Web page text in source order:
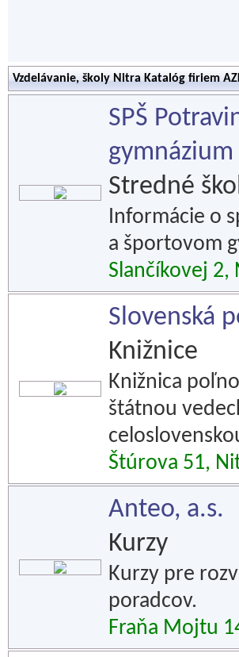
Vzdelávanie, školy Nitra Katalóg firiem
SPŠ
Stredné
Informácie o
a športovom
Slančíkovej 2,
Slovenská
Knižnice
Knižnica
štátnou
Štúrova 51,
Anteo, a.s.
Kurzy
Kurzy pre
poradcov.
Fraňa Mojtu